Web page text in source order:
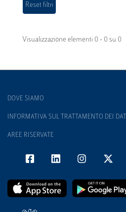
Visualizzazione elementi 0 - 0 su 0
DOVE SIAMO
INFORMATIVA SUL TRATTAMENTO DEI DATI
AREE RISERVATE